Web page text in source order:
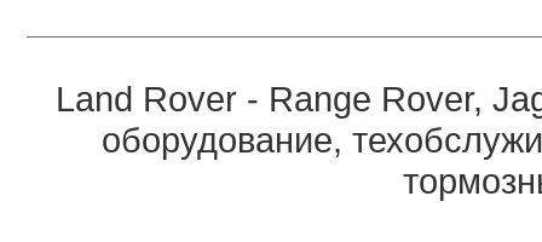
Land Rover - Range Rover,
оборудование,